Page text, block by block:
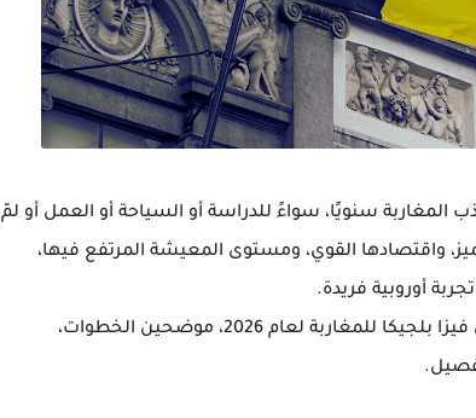
المغاربة سنويًا، سواءً للدراسة أو السياحة أو العمل أو لمّ
واقتصادها القوي، ومستوى المعيشة المرتفع فيها،
أوروبية فريدة.
بلجيكا للمغاربة لعام 2026
، موضحين الخطوات،